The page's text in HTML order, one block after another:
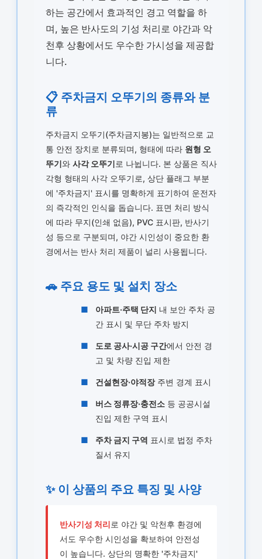
하는 공간에서 효과적인 경고 역할을 하
며, 높은 반사도의 기성 처리로 야간과 악
천후 상황에서도 우수한 가시성을 제공합
니다.
📋 주차금지 오뚜기의 종류와 분
류
주차금지 오뚜기(주차금지봉)는 일반적으로 교
통 안전 장치로 분류되며, 형태에 따라 원형 오
뚜기와 사각 오뚜기로 나뉩니다. 본 상품은 직사
각형 형태의 사각 오뚜기로, 상단 플래그 부분
에 '주차금지' 표시를 명확하게 표기하여 운전자
의 즉각적인 인식을 돕습니다. 표면 처리 방식
에 따라 무지(인쇄 없음), PVC 표시판, 반사기
성 등으로 구분되며, 야간 시인성이 중요한 환
경에서는 반사 처리 제품이 널리 사용됩니다.
🚗 주요 용도 및 설치 장소
■ 아파트·주택 단지 내 보안 주차 공
간 표시 및 무단 주차 방지
■ 도로 공사·시공 구간에서 안전 경
고 및 차량 진입 제한
■ 건설현장·야적장주변 경계 표시
■ 버스 정류장·충전소등 공공시설
진입 제한 구역 표시
■ 주차 금지 구역 표시로 법정 주차
질서 유지
✨ 이 상품의 주요 특징 및 사양
반사기성 처리로 야간 및 악천후 환경에
서도 우수한 시인성을 확보하여 안전성
이 높습니다. 상단의 명확한 '주차금지'